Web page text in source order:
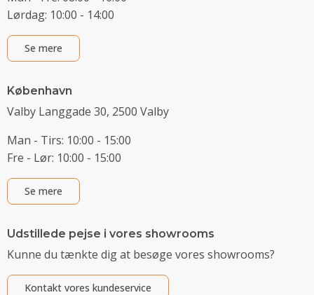
Lørdag: 10:00 - 14:00
Se mere
København
Valby Langgade 30, 2500 Valby
Man - Tirs: 10:00 - 15:00
Fre - Lør: 10:00 - 15:00
Se mere
Udstillede pejse i vores showrooms
Kunne du tænkte dig at besøge vores showrooms?
Kontakt vores kundeservice